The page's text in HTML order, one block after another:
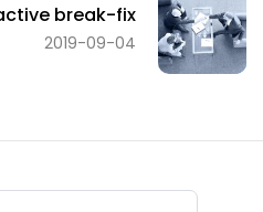
break-fix
2019-09-04